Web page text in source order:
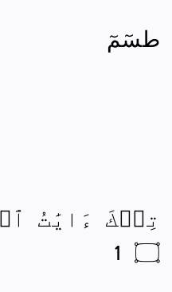
طسٓمٓ
تِلۡكَ ءَايَٰتُ
۝ 1